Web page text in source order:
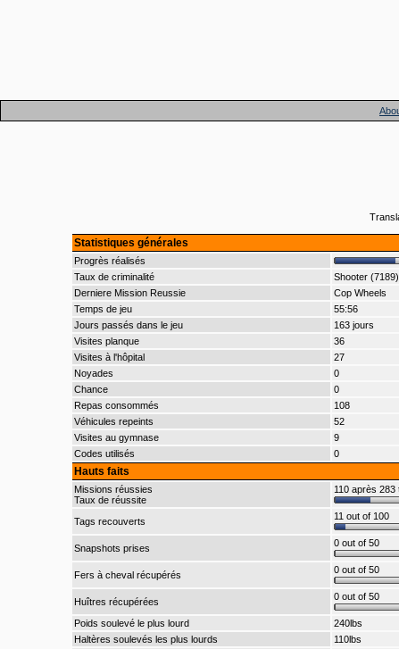
Statistiques générales
Progrès réalisés
Taux de criminalité
Shooter (7189)
Derniere Mission Reussie
Cop Wheels
Temps de jeu
55:56
Jours passés dans le jeu
163 jours
Visites planque
36
Visites à l'hôpital
27
Noyades
0
Chance
0
Repas consommés
108
Véhicules repeints
52
Visites au gymnase
9
Codes utilisés
0
Hauts faits
Missions réussies
Taux de réussite
110 après 283
Tags recouverts
11 out of 100
Snapshots prises
0 out of 50
Fers à cheval récupérés
0 out of 50
Huîtres récupérées
0 out of 50
Poids soulevé le plus lourd
240lbs
Haltères soulevés les plus lourds
110lbs